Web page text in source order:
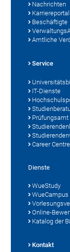
Nachrichten
Karriereportal
Beschäftigte
Amtliche
Service
IT-Dienste
Prüfungsamt
Career Centre
Dienste
WueStudy
WueCampus
Online-
Katalog der
Kontakt